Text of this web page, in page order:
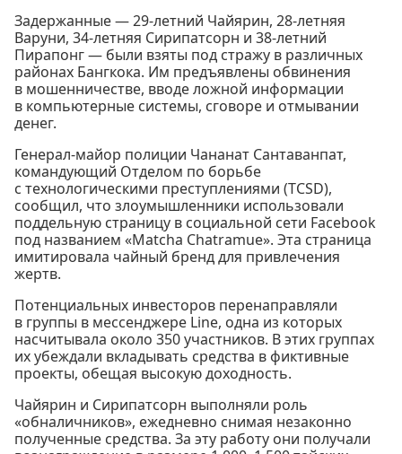
Задержанные — 29-летний Чайярин, 28-летняя
Варуни, 34-летняя Сирипатсорн и 38-летний
Пирапонг — были взяты под стражу в различных
районах Бангкока. Им предъявлены обвинения
в мошенничестве, вводе ложной информации
в компьютерные системы, сговоре и отмывании
денег.
Генерал-майор полиции Чананат Сантаванпат,
командующий Отделом по борьбе
с технологическими преступлениями (TCSD),
сообщил, что злоумышленники использовали
поддельную страницу в социальной сети Facebook
под названием «Matcha Chatramue». Эта страница
имитировала чайный бренд для привлечения
жертв.
Потенциальных инвесторов перенаправляли
в группы в мессенджере Line, одна из которых
насчитывала около 350 участников. В этих группах
их убеждали вкладывать средства в фиктивные
проекты, обещая высокую доходность.
Чайярин и Сирипатсорн выполняли роль
«обналичников», ежедневно снимая незаконно
полученные средства. За эту работу они получали